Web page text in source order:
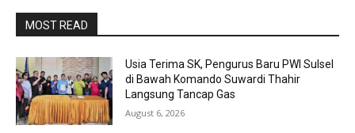
MOST READ
Usia Terima SK, Pengurus Baru PWI Sulsel
di Bawah Komando Suwardi Thahir
Langsung Tancap Gas
August 6, 2026